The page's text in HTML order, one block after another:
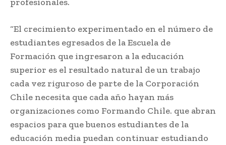
“El crecimiento experimentado en el número de
estudiantes egresados de la Escuela de
Formación que ingresaron a la educación
superior es el resultado natural de un trabajo
cada vez riguroso de parte de la Corporación
Chile necesita que cada año hayan más
organizaciones como Formando Chile. que abran
espacios para que buenos estudiantes de la
educación media puedan continuar estudiando